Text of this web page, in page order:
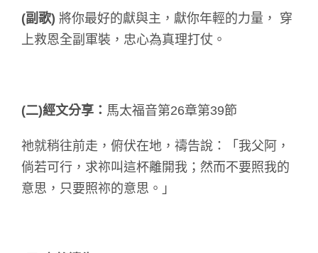
(副歌) 將你最好的獻與主，獻你年輕的力量， 穿
上救恩全副軍裝，忠心為真理打仗。
(二)經文分享： 馬太福音第26章第39節
祂就稍往前走，俯伏在地，禱告說：「我父阿，
倘若可行，求祢叫這杯離開我；然而不要照我的
意思，只要照祢的意思。」